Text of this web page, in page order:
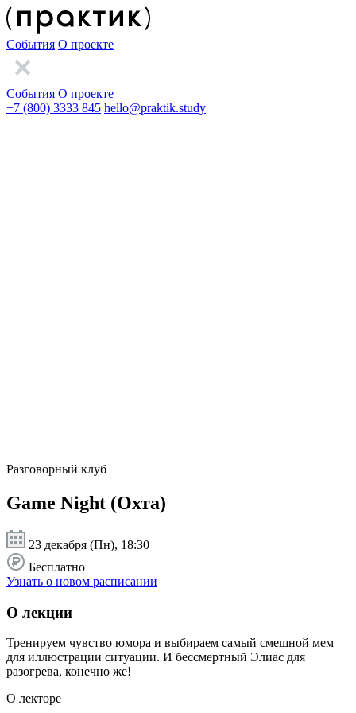
События О проекте
События О проекте
+7 (800) 3333 845 hello@praktik.study
Разговорный клуб
Game Night (Охта)
23 декабря (Пн), 18:30
Бесплатно
Узнать о новом расписании
О лекции
Тренируем чувство юмора и выбираем самый смешной мем
для иллюстрации ситуации. И бессмертный Элиас для
разогрева, конечно же!
О лекторе